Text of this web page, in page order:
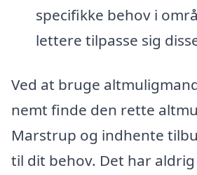
specifikke behov i
lettere tilpasse sig
Ved at bruge
nemt finde den rette
Marstrup og indhente
til dit behov. Det har